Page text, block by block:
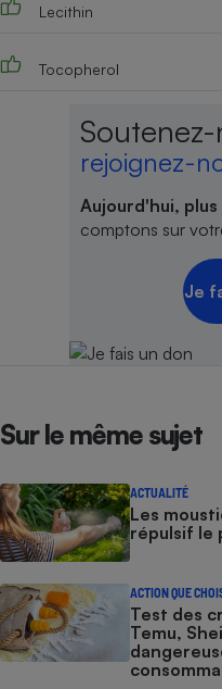
Lecithin
Tocopherol
rejoignez-
Aujourd'hui, plus
comptons sur
Je
Sur le même sujet
ACTUALITÉ
Les
répulsif le
ACTION QUE
Test des
Temu,